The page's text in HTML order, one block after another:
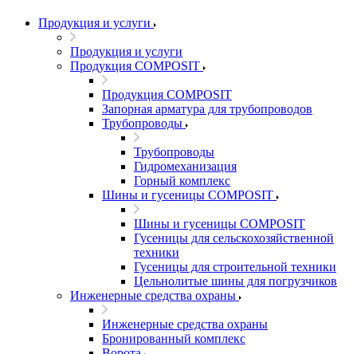
Продукция и услуги
Продукция и услуги
Продукция COMPOSIT
Продукция COMPOSIT
Запорная арматура для трубопроводов
Трубопроводы
Трубопроводы
Гидромеханизация
Горный комплекс
Шины и гусеницы COMPOSIT
Шины и гусеницы COMPOSIT
Гусеницы для сельскохозяйственной
техники
Гусеницы для строительной техники
Цельнолитые шины для погрузчиков
Инженерные средства охраны
Инженерные средства охраны
Бронированный комплекс